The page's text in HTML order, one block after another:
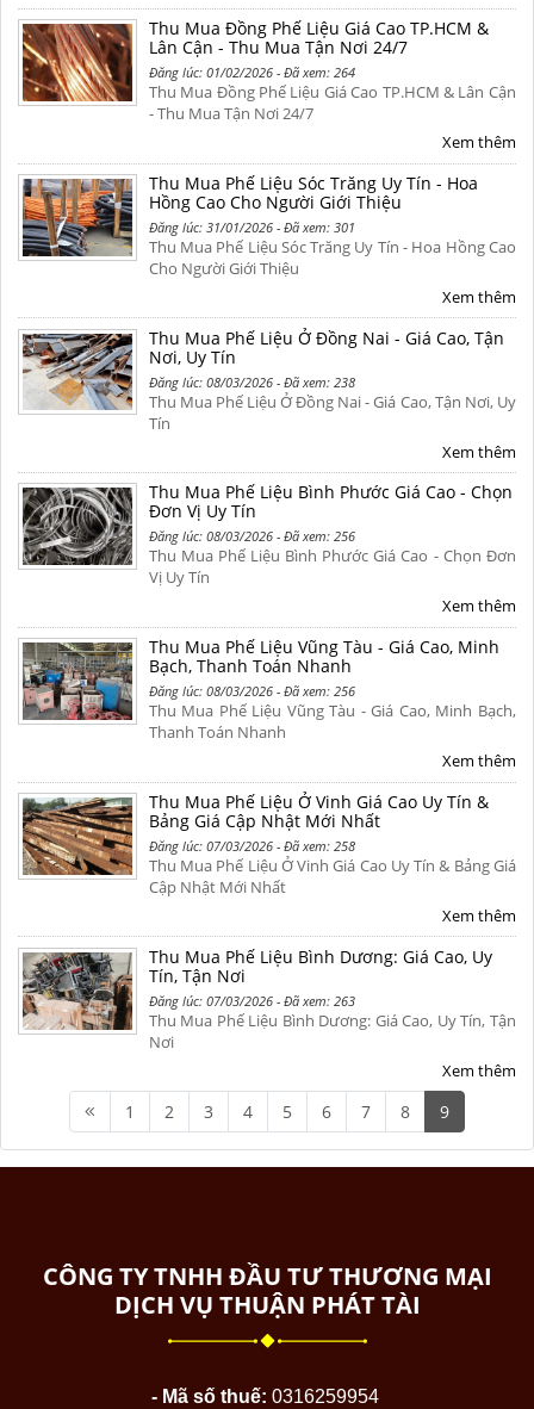
Thu Mua Đồng Phế Liệu Giá Cao TP.HCM &
Lân Cận - Thu Mua Tận Nơi 24/7
Đăng lúc: 01/02/2026 - Đã xem: 264
Thu Mua Đồng Phế Liệu Giá Cao TP.HCM & Lân Cận
- Thu Mua Tận Nơi 24/7
Xem thêm
Thu Mua Phế Liệu Sóc Trăng Uy Tín - Hoa
Hồng Cao Cho Người Giới Thiệu
Đăng lúc: 31/01/2026 - Đã xem: 301
Thu Mua Phế Liệu Sóc Trăng Uy Tín - Hoa Hồng Cao
Cho Người Giới Thiệu
Xem thêm
Thu Mua Phế Liệu Ở Đồng Nai - Giá Cao, Tận
Nơi, Uy Tín
Đăng lúc: 08/03/2026 - Đã xem: 238
Thu Mua Phế Liệu Ở Đồng Nai - Giá Cao, Tận Nơi, Uy
Tín
Xem thêm
Thu Mua Phế Liệu Bình Phước Giá Cao - Chọn
Đơn Vị Uy Tín
Đăng lúc: 08/03/2026 - Đã xem: 256
Thu Mua Phế Liệu Bình Phước Giá Cao - Chọn Đơn
Vị Uy Tín
Xem thêm
Thu Mua Phế Liệu Vũng Tàu - Giá Cao, Minh
Bạch, Thanh Toán Nhanh
Đăng lúc: 08/03/2026 - Đã xem: 256
Thu Mua Phế Liệu Vũng Tàu - Giá Cao, Minh Bạch,
Thanh Toán Nhanh
Xem thêm
Thu Mua Phế Liệu Ở Vinh Giá Cao Uy Tín &
Bảng Giá Cập Nhật Mới Nhất
Đăng lúc: 07/03/2026 - Đã xem: 258
Thu Mua Phế Liệu Ở Vinh Giá Cao Uy Tín & Bảng Giá
Cập Nhật Mới Nhất
Xem thêm
Thu Mua Phế Liệu Bình Dương: Giá Cao, Uy
Tín, Tận Nơi
Đăng lúc: 07/03/2026 - Đã xem: 263
Thu Mua Phế Liệu Bình Dương: Giá Cao, Uy Tín, Tận
Nơi
Xem thêm
1 2 3 4 5 6 7 8 9
CÔNG TY TNHH ĐẦU TƯ THƯƠNG MẠI
DỊCH VỤ THUẬN PHÁT TÀI
- Mã số thuế: 0316259954